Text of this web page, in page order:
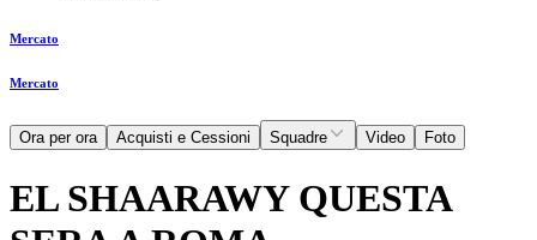
Mercato
Mercato
Ora per ora Acquisti e Cessioni Squadre Video Foto
EL SHAARAWY QUESTA